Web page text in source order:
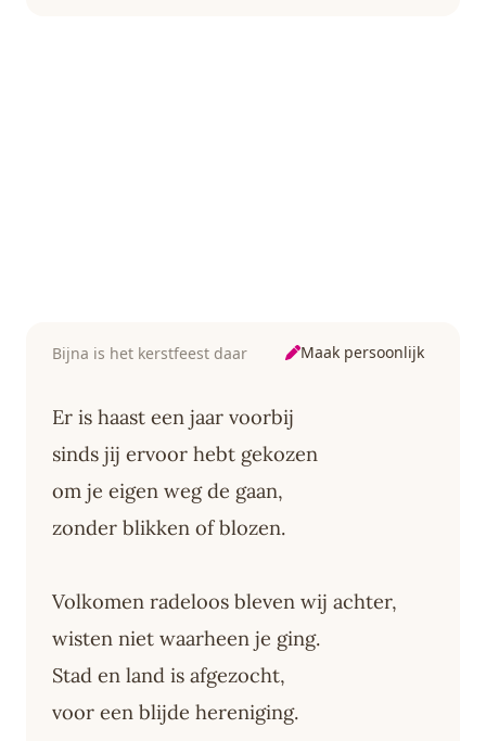
Bijna is het kerstfeest daar Maak persoonlijk
Er is haast een jaar voorbij
sinds jij ervoor hebt gekozen
om je eigen weg de gaan,
zonder blikken of blozen.
Volkomen radeloos bleven wij achter,
wisten niet waarheen je ging.
Stad en land is afgezocht,
voor een blijde hereniging.